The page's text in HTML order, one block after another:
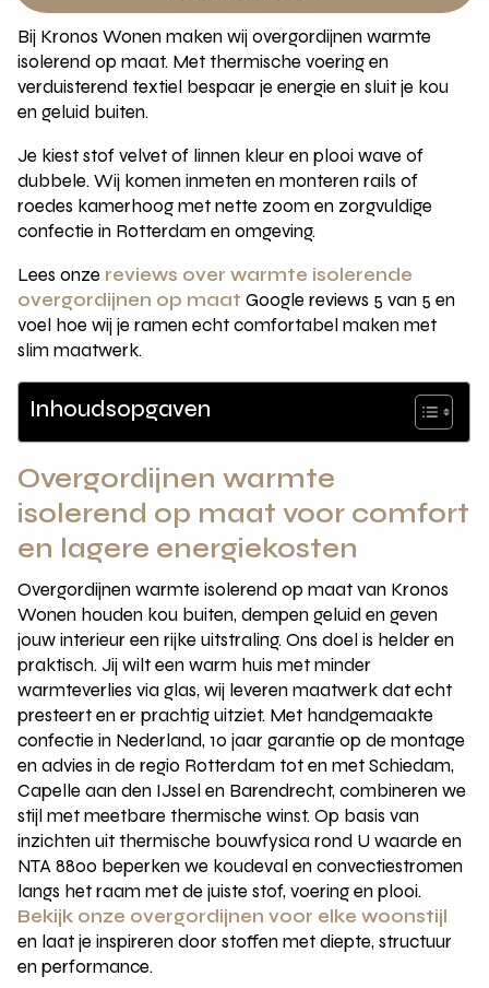
Bij Kronos Wonen maken wij overgordijnen warmte
isolerend op maat. Met thermische voering en
verduisterend textiel bespaar je energie en sluit je kou
en geluid buiten.
Je kiest stof velvet of linnen kleur en plooi wave of
dubbele. Wij komen inmeten en monteren rails of
roedes kamerhoog met nette zoom en zorgvuldige
confectie in Rotterdam en omgeving.
Lees onze reviews over warmte isolerende
overgordijnen op maat Google reviews 5 van 5 en
voel hoe wij je ramen echt comfortabel maken met
slim maatwerk.
Inhoudsopgaven
Overgordijnen warmte
isolerend op maat voor comfort
en lagere energiekosten
Overgordijnen warmte isolerend op maat van Kronos
Wonen houden kou buiten, dempen geluid en geven
jouw interieur een rijke uitstraling. Ons doel is helder en
praktisch. Jij wilt een warm huis met minder
warmteverlies via glas, wij leveren maatwerk dat echt
presteert en er prachtig uitziet. Met handgemaakte
confectie in Nederland, 10 jaar garantie op de montage
en advies in de regio Rotterdam tot en met Schiedam,
Capelle aan den IJssel en Barendrecht, combineren we
stijl met meetbare thermische winst. Op basis van
inzichten uit thermische bouwfysica rond U waarde en
NTA 8800 beperken we koudeval en convectiestromen
langs het raam met de juiste stof, voering en plooi.
Bekijk onze overgordijnen voor elke woonstijl
en laat je inspireren door stoffen met diepte, structuur
en performance.